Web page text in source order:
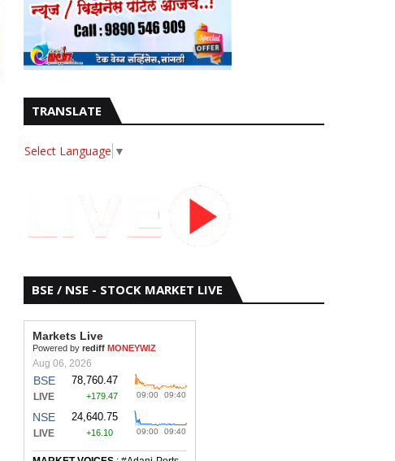
TRANSLATE
Select Language ▼
BSE / NSE - STOCK MARKET LIVE